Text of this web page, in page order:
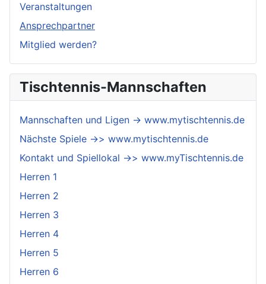
Veranstaltungen
Ansprechpartner
Mitglied werden?
Tischtennis-Mannschaften
Mannschaften und Ligen -> www.mytischtennis.de
Nächste Spiele ->> www.mytischtennis.de
Kontakt und Spiellokal ->> www.myTischtennis.de
Herren 1
Herren 2
Herren 3
Herren 4
Herren 5
Herren 6